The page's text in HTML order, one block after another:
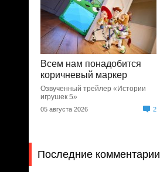
Всем нам понадобится
коричневый маркер
Озвученный трейлер «Истории
игрушек 5»
05 августа 2026 2
Последние комментарии